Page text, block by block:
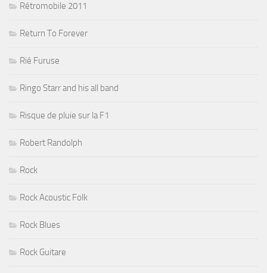
Rétromobile 2011
Return To Forever
Rié Furuse
Ringo Starr and his all band
Risque de pluie sur la F1
Robert Randolph
Rock
Rock Acoustic Folk
Rock Blues
Rock Guitare